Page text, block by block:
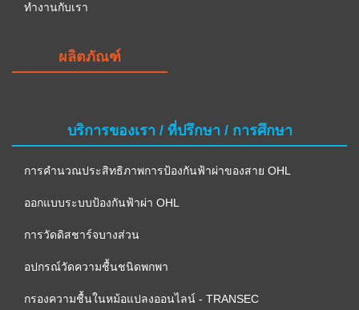
ทำงานกับเรา
ผลิตภัณฑ์
บริการของเรา / ที่ปรึกษา / การศึกษา
การคำนวณประสิทธิภาพการป้องกันฟ้าผ่าของสาย OHL
ออกแบบระบบป้องกันฟ้าผ่า OHL
การวัดดิสชาร์จบางส่วน
อปกรณ์วัดความชื้นชนิดพกพา
กรองความชื้นในหม้อแปลงออนไลน์ - TRANSEC